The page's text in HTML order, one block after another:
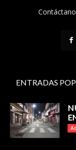
ENTRADAS